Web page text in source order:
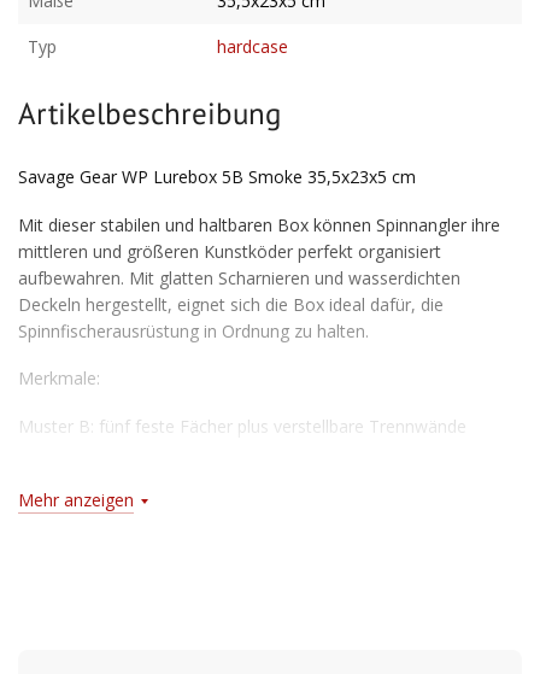
Typ
hardcase
Artikelbeschreibung
Savage Gear WP Lurebox 5B Smoke 35,5x23x5 cm
Mit dieser stabilen und haltbaren Box können Spinnangler ihre
mittleren und größeren Kunstköder perfekt organisiert
aufbewahren. Mit glatten Scharnieren und wasserdichten
Deckeln hergestellt, eignet sich die Box ideal dafür, die
Spinnfischerausrüstung in Ordnung zu halten.
Merkmale:
Muster B: fünf feste Fächer plus verstellbare Trennwände
Mehr anzeigen